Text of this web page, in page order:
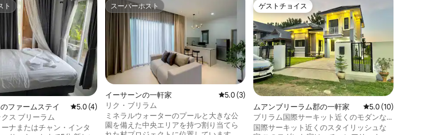
つ星の平均評価
ト
ファームステイ レビュー4件、5つ星中5.0つ星の平均評価
5.0 (4)
ス ブリーラム
ナまたはチャン・インタ
スーパーホスト
スーパーホスト
イーサーンの一軒家 レビュー3件、5つ星中5.0つ星の平均評価
5.0 (3)
リク・ブリラム
ミネラルウォーターのプールと大きな公
園を備えた中央エリアを持つ割り当てら
ゲストチョイス
ゲストチョイス
ムアンブリーラム郡の一軒家 レビュー10件、5つ
5.0 (10)
ブリラム国際サーキット近くのモダンな
家
国際サーキット近くのスタイリッシュな